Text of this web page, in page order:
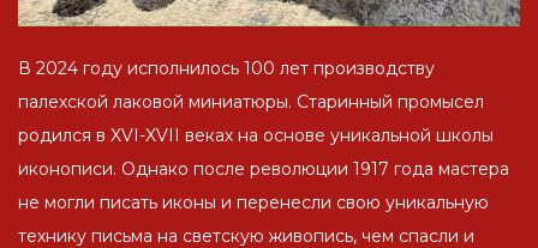
В 2024 году исполнилось 100 лет производству
палехской лаковой миниатюры. Старинный промысел
родился в XVI-XVII веках на основе уникальной школы
иконописи. Однако после революции 1917 года мастера
не могли писать иконы и перенесли свою уникальную
технику письма на светскую живопись, чем спасли и